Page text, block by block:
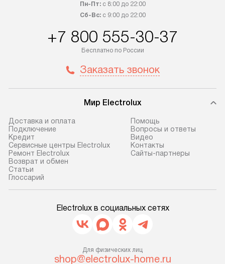
приобретения с менеджером сайта.
доставляются бесплатно
по Москве в пределах МКАД,
не предусмотрена. После 100%
до представительства
транспортной компании в г. Москва.
Пожалуйста, уточняйте условия
доставки у менеджера при
оформлении заказа.
В оговоренный день служба
доставки доставит упакованный
Если необходимо переместить
прибор до места установки,
уточните это с менеджером.
За данную услугу взимается
материалы.
предполагают,
установленной
включает в
Пн-Пт:с 8:00 до 22:00
Сб-Вс:с 9:00 до 22:00
+7 800 555-30-37
Бесплатно по России
Заказать звонок
Мир Electrolux
Доставка и оплата
Подключение
Кредит
Сервисные центры Electrolux
Ремонт Electrolux
Возврат и обмен
Cтатьи
Глоссарий
Помощь
Вопросы и ответы
Видео
Контакты
Сайты-партнеры
Electrolux в социальных сетях
Для физических лиц
shop@electrolux-home.ru